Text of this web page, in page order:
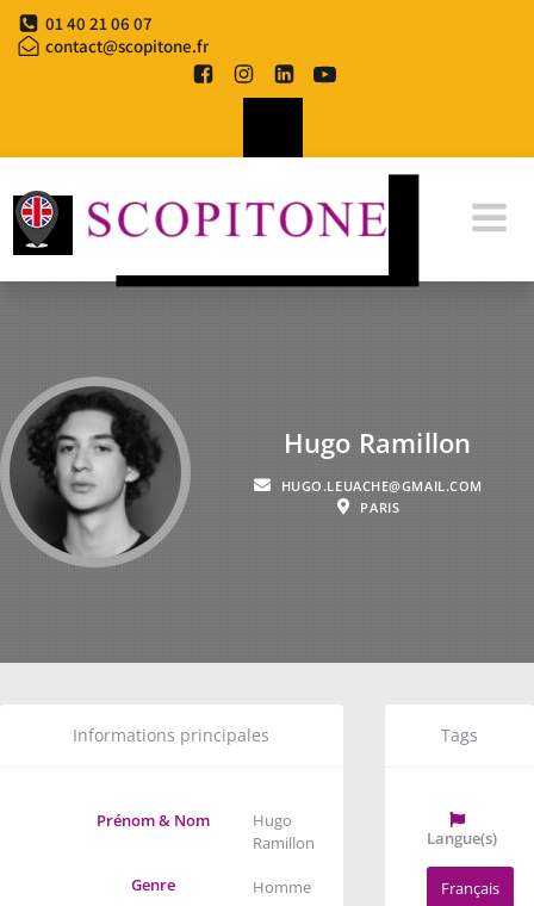
01 40 21 06 07
contact@scopitone.fr
Hugo Ramillon
HUGO.LEUACHE@GMAIL.COM
PARIS
Informations principales
Prénom & Nom
Hugo
Ramillon
Genre
Homme
Tags
Langue(s)
Français